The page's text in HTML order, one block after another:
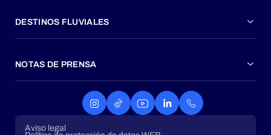
DESTINOS FLUVIALES
NOTAS DE PRENSA
Aviso legal